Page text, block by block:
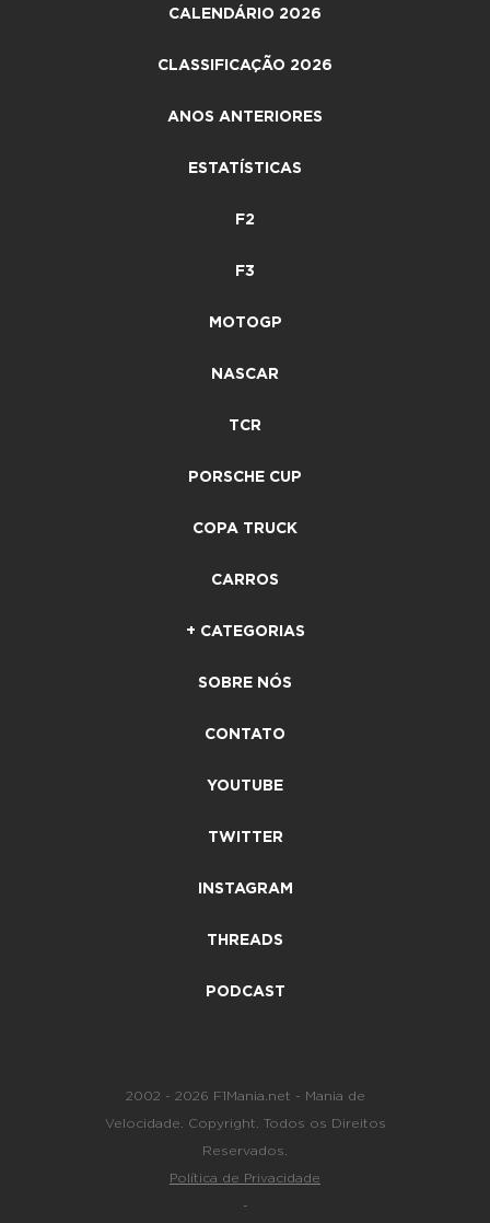
CALENDÁRIO 2026
CLASSIFICAÇÃO 2026
ANOS ANTERIORES
ESTATÍSTICAS
F2
F3
MOTOGP
NASCAR
TCR
PORSCHE CUP
COPA TRUCK
CARROS
+ CATEGORIAS
SOBRE NÓS
CONTATO
YOUTUBE
TWITTER
INSTAGRAM
THREADS
PODCAST
2002 - 2026 F1Mania.net - Mania de
Velocidade. Copyright. Todos os Direitos
Reservados.
Política de Privacidade
-